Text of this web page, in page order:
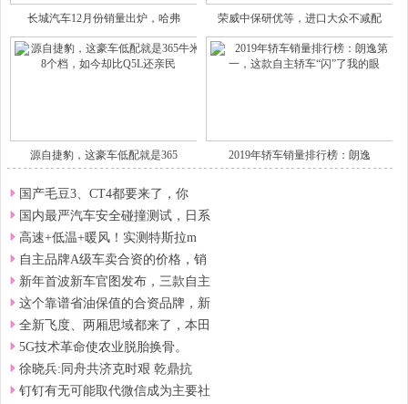
长城汽车12月份销量出炉，哈弗 荣威中保研优等，进口大众不减配
源自捷豹，这豪车低配就是365 2019年轿车销量排行榜：朗逸
国产毛豆3、CT4都要来了，你
国内最严汽车安全碰撞测试，日系
高速+低温+暖风！实测特斯拉m
自主品牌A级车卖合资的价格，销
新年首波新车官图发布，三款自主
这个靠谱省油保值的合资品牌，新
全新飞度、两厢思域都来了，本田
5G技术革命使农业脱胎换骨。
徐晓兵:同舟共济克时艰 乾鼎抗
钉钉有无可能取代微信成为主要社